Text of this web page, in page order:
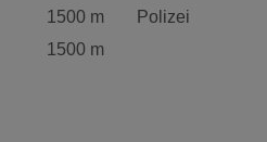
1500 m
1500 m
Polizei